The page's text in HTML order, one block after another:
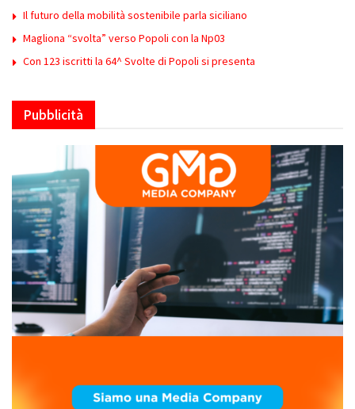
Il futuro della mobilità sostenibile parla siciliano
Magliona “svolta” verso Popoli con la Np03
Con 123 iscritti la 64^ Svolte di Popoli si presenta
Pubblicità